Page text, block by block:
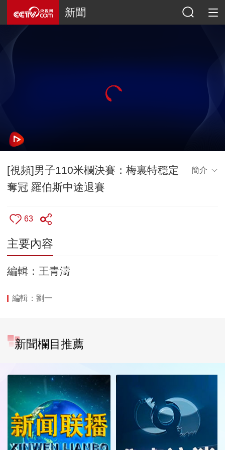
新聞
[視頻]男子110米欄決賽：梅裏特穩定
奪冠 羅伯斯中途退賽
簡介
63
主要內容
編輯：王青濤
編輯：劉一
新聞欄目推薦